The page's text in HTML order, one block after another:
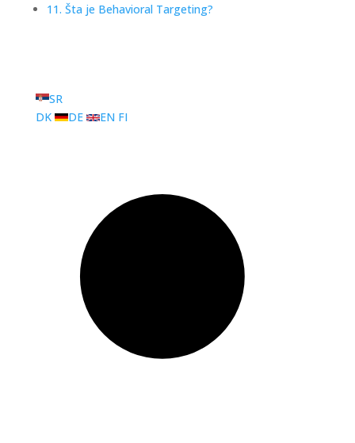
11. Šta je Behavioral Targeting?
SR
DK
DE EN FI